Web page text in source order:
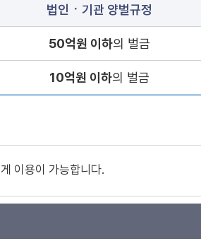
법인ㆍ기관 양벌규정
50억원 이하의 벌금
10억원 이하의 벌금
이용이 가능합니다.